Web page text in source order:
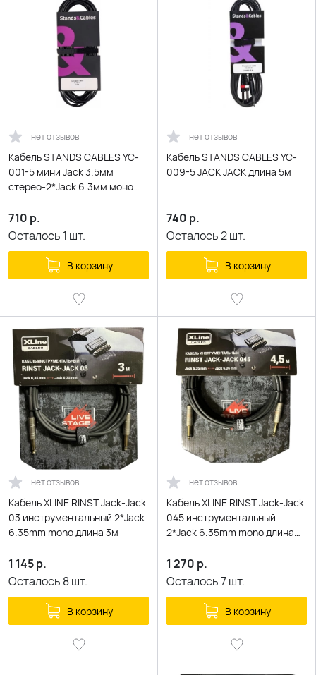
нет отзывов
Кабель STANDS CABLES YC-
001-5 мини Jack 3.5мм
стерео-2*Jack 6.3мм моно
710 р.
Осталось 1 шт.
В корзину
нет отзывов
Кабель STANDS CABLES YC-
009-5 JACK JACK длина 5м
740 р.
Осталось2шт.
В корзину
нет отзывов
Кабель XLINE RINST Jack-Jack
03 инструментальный 2*Jack
6.35mm mono длина 3м
1 145р.
Осталось 8шт.
В корзину
нет отзывов
Кабель XLINE RINST Jack-Jack
045 инструментальный
2*Jack 6.35mm mono длина
1 270 р.
Осталось7шт.
В корзину